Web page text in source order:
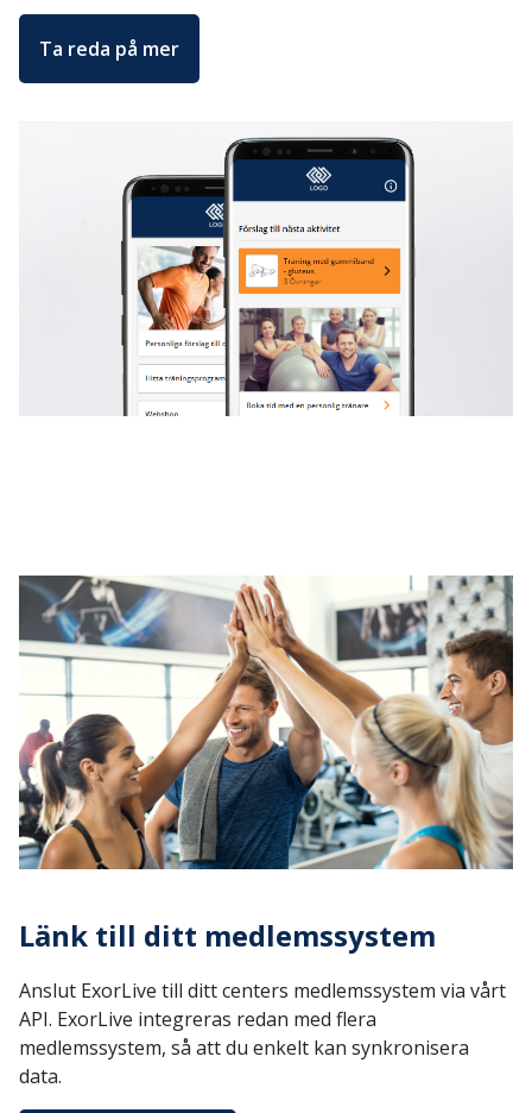
Ta reda på mer
Länk till ditt medlemssystem
Anslut ExorLive till ditt centers medlemssystem via vårt
API. ExorLive integreras redan med flera
medlemssystem, så att du enkelt kan synkronisera
data.